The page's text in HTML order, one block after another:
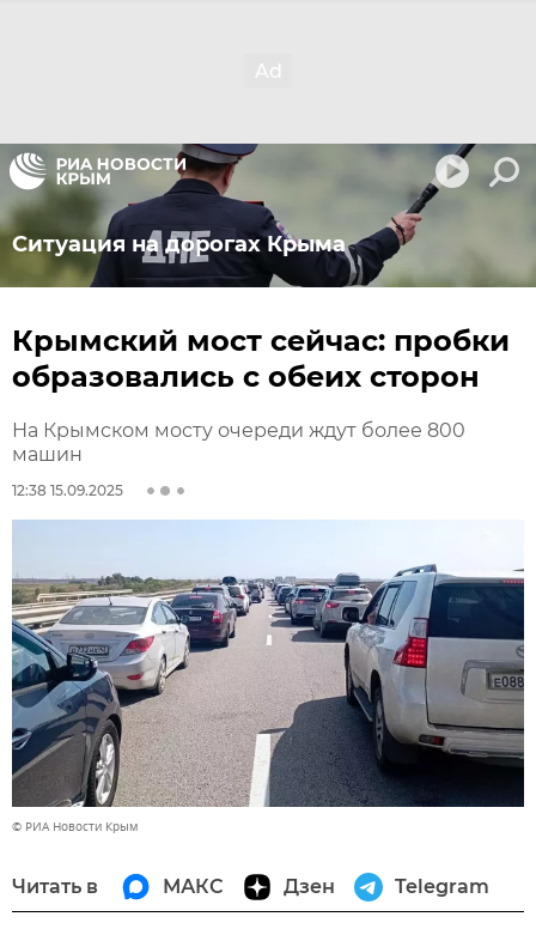
Ситуация на дорогах Крыма
Крымский мост сейчас: пробки
образовались с обеих сторон
На Крымском мосту очереди ждут более 800
машин
12:38 15.09.2025
© РИА Новости Крым
Читать в МАКС Дзен Telegram